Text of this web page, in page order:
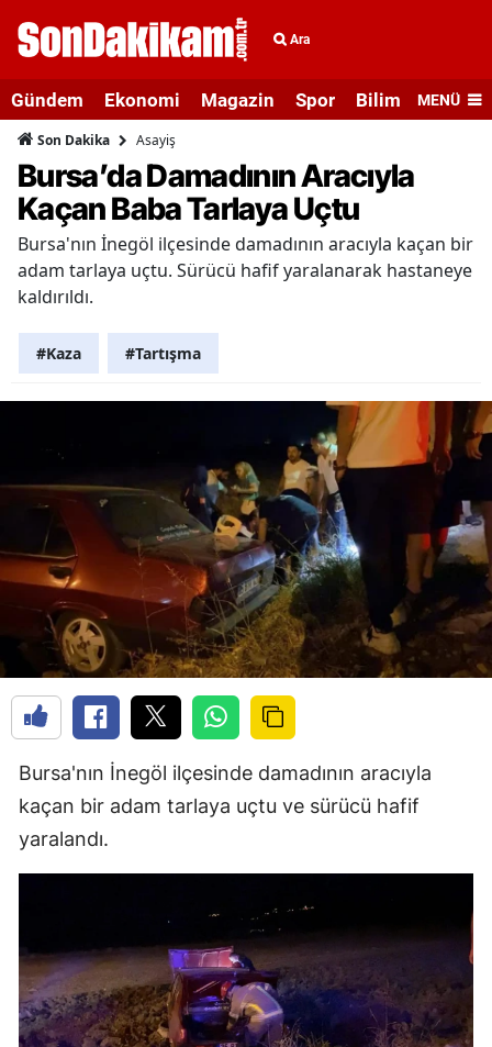
Ara
Gündem Ekonomi Magazin Spor Bilim veMENÜ
Son Dakika Asayiş
Bursa’da Damadının Aracıyla
Kaçan Baba Tarlaya Uçtu
Bursa'nın İnegöl ilçesinde damadının aracıyla kaçan bir
adam tarlaya uçtu. Sürücü hafif yaralanarak hastaneye
kaldırıldı.
#Kaza #Tartışma
Bursa'nın İnegöl ilçesinde damadının aracıyla
kaçan bir adam tarlaya uçtu ve sürücü hafif
yaralandı.